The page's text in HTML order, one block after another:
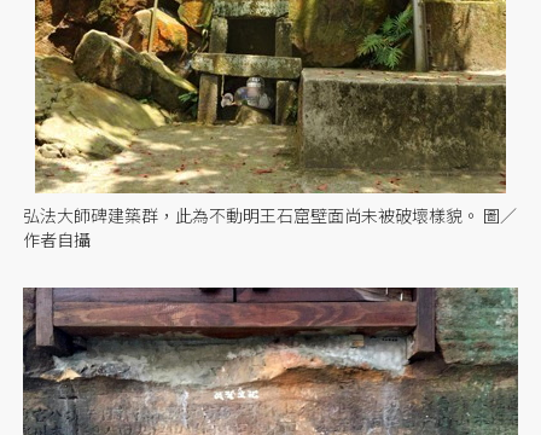
弘法大師碑建築群，此為不動明王石窟壁面尚未被破壞樣貌。 圖／
作者自攝